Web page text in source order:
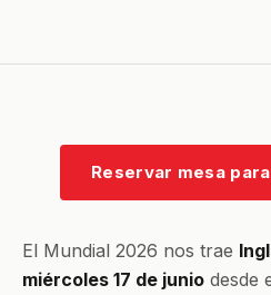
Reservar mesa
El Mundial 2026 nos trae
miércoles 17 de junio desde